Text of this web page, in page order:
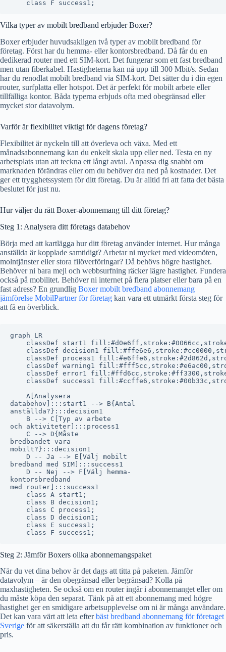
Vilka typer av mobilt bredband erbjuder Boxer?
Boxer erbjuder huvudsakligen två typer av mobilt bredband för
företag. Först har du hemma- eller kontorsbredband. Då får du en
dedikerad router med ett SIM-kort. Det fungerar som ett fast bredband
men utan fiberkabel. Hastigheterna kan nå upp till 300 Mbit/s. Sedan
har du renodlat mobilt bredband via SIM-kort. Det sätter du i din egen
router, surfplatta eller hotspot. Det är perfekt för mobilt arbete eller
tillfälliga kontor. Båda typerna erbjuds ofta med obegränsad eller
mycket stor datavolym.
Varför är flexibilitet viktigt för dagens företag?
Flexibilitet är nyckeln till att överleva och växa. Med ett
månadsabonnemang kan du enkelt skala upp eller ned. Testa en ny
arbetsplats utan att teckna ett långt avtal. Anpassa dig snabbt om
marknaden förändras eller om du behöver dra ned på kostnader. Det
ger ett trygghetssystem för ditt företag. Du är alltid fri att fatta det bästa
beslutet för just nu.
Hur väljer du rätt Boxer-abonnemang till ditt företag?
Steg 1: Analysera ditt företags databehov
Börja med att kartlägga hur ditt företag använder internet. Hur många
anställda är kopplade samtidigt? Arbetar ni mycket med videomöten,
molntjänster eller stora filöverföringar? Då behövs högre hastighet.
Behöver ni bara mejl och webbsurfning räcker lägre hastighet. Fundera
också på mobilitet. Behöver ni internet på flera platser eller bara på en
fast adress? En grundlig Boxer mobilt bredband abonnemang
jämförelse MobilPartner för företag kan vara ett utmärkt första steg för
att få en överblick.
graph LR
classDef start1
classDef decision1
classDef process1
classDef warning1
classDef error1
classDef success1
    A[Analysera
databehov]:::start1 --> B{Antal
anställda?}:::decision1
    B --> C[Typ av arbete
och aktiviteter]:::process1
    C --> D{Måste
bredbandet vara
mobilt?}:::decision1
    D -- Ja --> E[Välj mobilt
bredband med SIM]:::success1
    D -- Nej --> F[Välj hemma-
kontorsbredband
med router]:::success1
    class A start1;
    class B decision1;
    class C process1;
    class D decision1;
    class E success1;
Steg 2: Jämför Boxers olika abonnemangspaket
När du vet dina behov är det dags att titta på paketen. Jämför
datavolym – är den obegränsad eller begränsad? Kolla på
maxhastigheten. Se också om en router ingår i abonnemanget eller om
du måste köpa den separat. Tänk på att ett abonnemang med högre
hastighet ger en smidigare arbetsupplevelse om ni är många användare.
Det kan vara värt att leta efterbäst bredband abonnemang för företaget
Sverige för att säkerställa att du får rätt kombination av funktioner och
pris.